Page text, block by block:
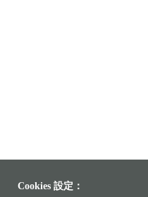
Cookies 設定：